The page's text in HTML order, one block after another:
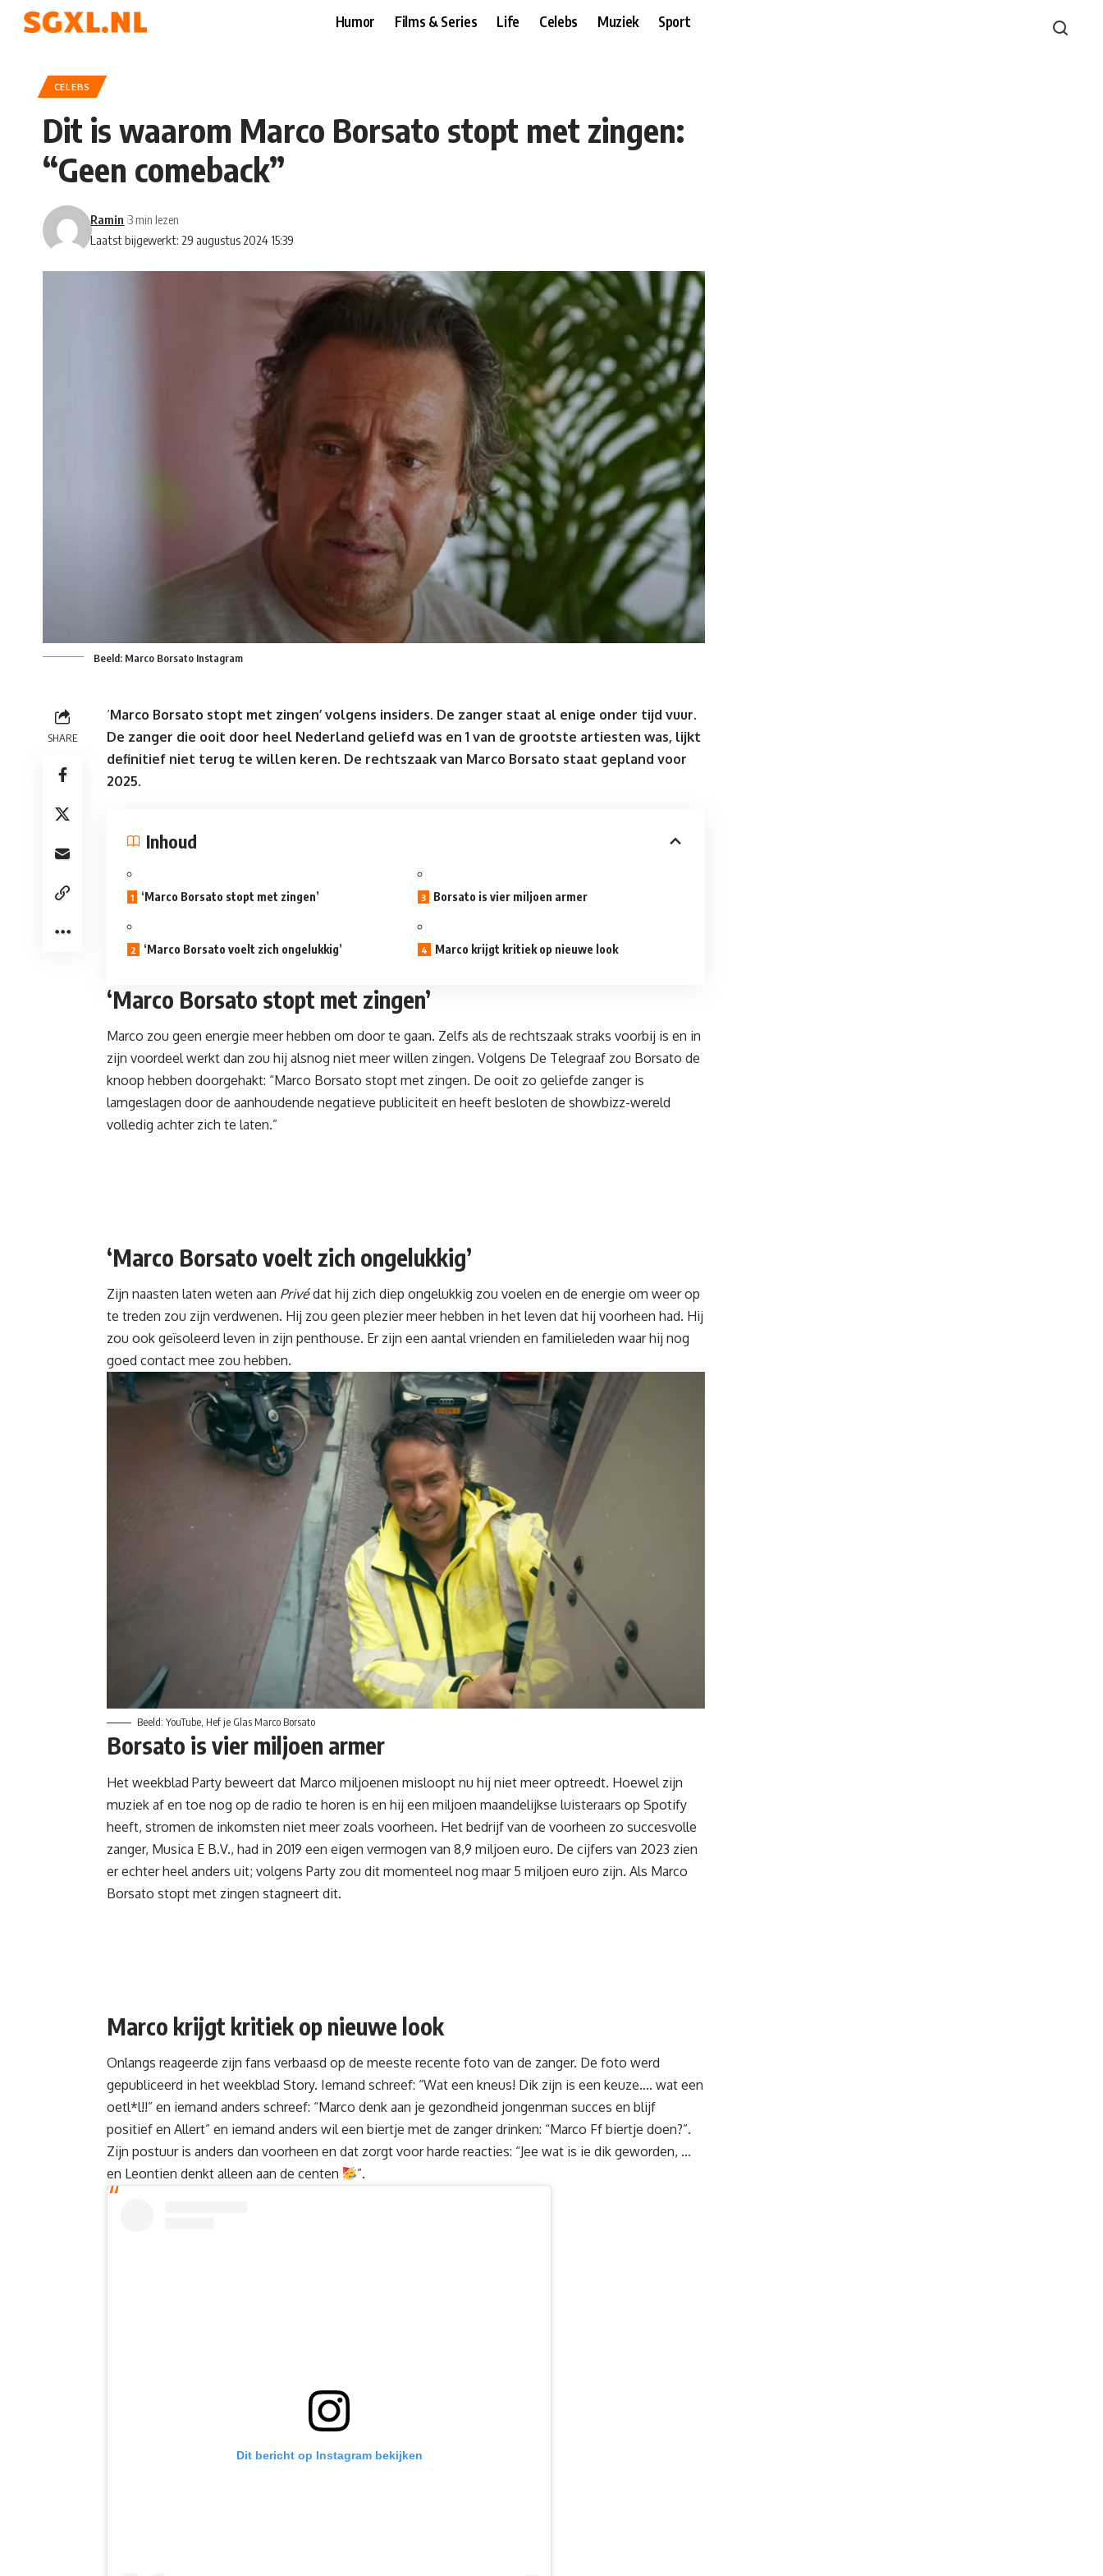
Humor Films & Series Life Celebs Muziek Sport
CELEBS
Dit is waarom Marco Borsato stopt met zingen:
“Geen comeback”
Laatst bijgewerkt: 29 augustus 2024 15:39
Ramin 3 min lezen
Beeld: Marco Borsato Instagram
SHARE
‘Marco Borsato stopt met zingen’ volgens insiders. De zanger staat al enige onder tijd vuur.
De zanger die ooit door heel Nederland geliefd was en 1 van de grootste artiesten was, lijkt
definitief niet terug te willen keren. De rechtszaak van Marco Borsato staat gepland voor
2025.
Inhoud
‘Marco Borsato stopt met zingen’
‘Marco Borsato voelt zich ongelukkig’
Borsato is vier miljoen armer
Marco krijgt kritiek op nieuwe look
‘Marco Borsato stopt met zingen’
Marco zou geen energie meer hebben om door te gaan. Zelfs als de rechtszaak straks voorbij is en in
zijn voordeel werkt dan zou hij alsnog niet meer willen zingen. Volgens De Telegraaf zou Borsato de
knoop hebben doorgehakt: “Marco Borsato stopt met zingen. De ooit zo geliefde zanger is
lamgeslagen door de aanhoudende negatieve publiciteit en heeft besloten de showbizz-wereld
volledig achter zich te laten.”
‘Marco Borsato voelt zich ongelukkig’
Zijn naasten laten weten aan Privédat hij zich diep ongelukkig zou voelen en de energie om weer op
te treden zou zijn verdwenen. Hij zou geen plezier meer hebben in het leven dat hij voorheen had. Hij
zou ook geïsoleerd leven in zijn penthouse. Er zijn een aantal vrienden en familieleden waar hij nog
goed contact mee zou hebben.
Beeld: YouTube, Hef je Glas Marco Borsato
Borsato is vier miljoen armer
Het weekblad Party beweert dat Marco miljoenen misloopt nu hij niet meer optreedt. Hoewel zijn
muziek af en toe nog op de radio te horen is en hij een miljoen maandelijkse luisteraars op Spotify
heeft, stromen de inkomsten niet meer zoals voorheen. Het bedrijf van de voorheen zo succesvolle
zanger, Musica E B.V., had in 2019 een eigen vermogen van 8,9 miljoen euro. De cijfers van 2023 zien
er echter heel anders uit; volgens Party zou dit momenteel nog maar 5 miljoen euro zijn. Als Marco
Borsato stopt met zingen stagneert dit.
Marco krijgt kritiek op nieuwe look
Onlangs reageerde zijn fans verbaasd op de meeste recente foto van de zanger. De foto werd
gepubliceerd in het weekblad Story. Iemand schreef: “Wat een kneus! Dik zijn is een keuze…. wat een
oetl*l!!” en iemand anders schreef: “Marco denk aan je gezondheid jongenman succes en blijf
positief en Allert” en iemand anders wil een biertje met de zanger drinken: “Marco Ff biertje doen?”.
Zijn postuur is anders dan voorheen en dat zorgt voor harde reacties: “Jee wat is ie dik geworden, …
en Leontien denkt alleen aan de centen
”.
Dit bericht op Instagram bekijken